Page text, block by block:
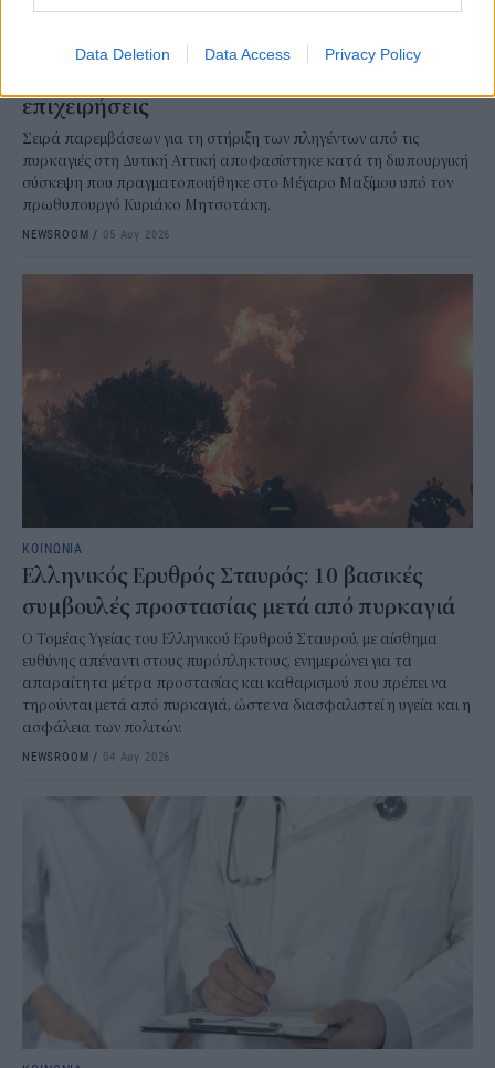
Data Deletion Data Access Privacy Policy
ΚΟΙΝΩΝΙΑ
Πυρκαγιές: Τα μέτρα στήριξης που
επιχειρήσεις
Σειρά παρεμβάσεων για τη στήριξη των πληγέντων από τις
πυρκαγιές στη Δυτική Αττική αποφασίστηκε κατά τη διυπουργική
σύσκεψη που πραγματοποιήθηκε στο Μέγαρο Μαξίμου υπό τον
πρωθυπουργό Κυριάκο Μητσοτάκη.
NEWSROOM / 05 Αυγ 2026
ΚΟΙΝΩΝΙΑ
Ελληνικός Ερυθρός Σταυρός: 10 βασικές
συμβουλές προστασίας μετά από πυρκαγιά
Ο Τομέας Υγείας του Ελληνικού Ερυθρού Σταυρού, με αίσθημα
ευθύνης απέναντι στους πυρόπληκτους, ενημερώνει για τα
απαραίτητα μέτρα προστασίας και καθαρισμού που πρέπει να
τηρούνται μετά από πυρκαγιά, ώστε να διασφαλιστεί η υγεία και η
ασφάλεια των πολιτών.
NEWSROOM / 04 Αυγ 2026